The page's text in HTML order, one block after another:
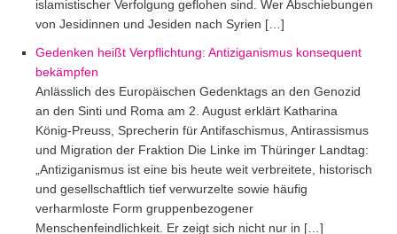
islamistischer Verfolgung geflohen sind. Wer Abschiebungen
von Jesidinnen und Jesiden nach Syrien […]
Gedenken heißt Verpflichtung: Antiziganismus konsequent
bekämpfen
Anlässlich des Europäischen Gedenktags an den Genozid
an den Sinti und Roma am 2. August erklärt Katharina
König-Preuss, Sprecherin für Antifaschismus, Antirassismus
und Migration der Fraktion Die Linke im Thüringer Landtag:
„Antiziganismus ist eine bis heute weit verbreitete, historisch
und gesellschaftlich tief verwurzelte sowie häufig
verharmloste Form gruppenbezogener
Menschenfeindlichkeit. Er zeigt sich nicht nur in […]